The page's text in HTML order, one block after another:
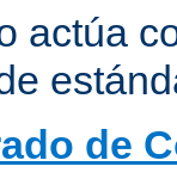
actúa
de